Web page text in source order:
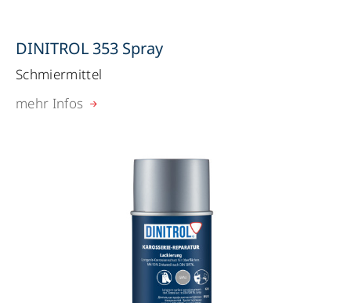
DINITROL 353 Spray
Schmiermittel
mehr Infos